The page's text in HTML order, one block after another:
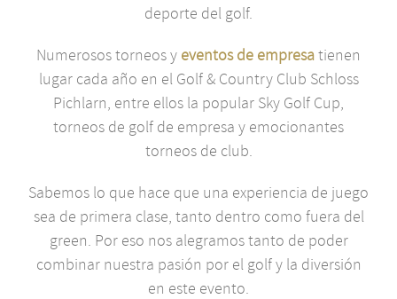
deporte del golf.
Numerosos torneos y eventos de empresatienen
lugar cada año en el Golf & Country Club Schloss
Pichlarn, entre ellos la popular Sky Golf Cup,
torneos de golf de empresa y emocionantes
torneos de club.
Sabemos lo que hace que una experiencia de juego
sea de primera clase, tanto dentro como fuera del
green. Por eso nos alegramos tanto de poder
combinar nuestra pasión por el golf y la diversión
en este evento.